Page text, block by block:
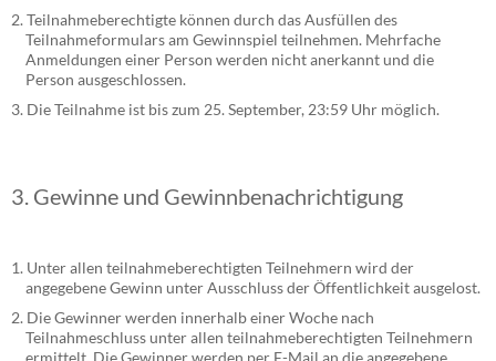
Teilnahmeberechtigte können durch das Ausfüllen des
Teilnahmeformulars am Gewinnspiel teilnehmen. Mehrfache
Anmeldungen einer Person werden nicht anerkannt und die
Person ausgeschlossen.
Die Teilnahme ist bis zum 25. September, 23:59 Uhr möglich.
3. Gewinne und Gewinnbenachrichtigung
Unter allen teilnahmeberechtigten Teilnehmern wird der
angegebene Gewinn unter Ausschluss der Öffentlichkeit ausgelost.
Die Gewinner werden innerhalb einer Woche nach
Teilnahmeschluss unter allen teilnahmeberechtigten Teilnehmern
ermittelt. Die Gewinner werden per E-Mail an die angegebene